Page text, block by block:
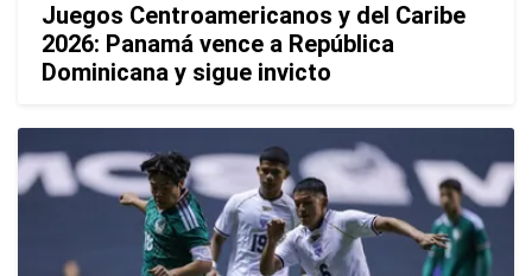
Juegos Centroamericanos y del Caribe
2026: Panamá vence a República
Dominicana y sigue invicto